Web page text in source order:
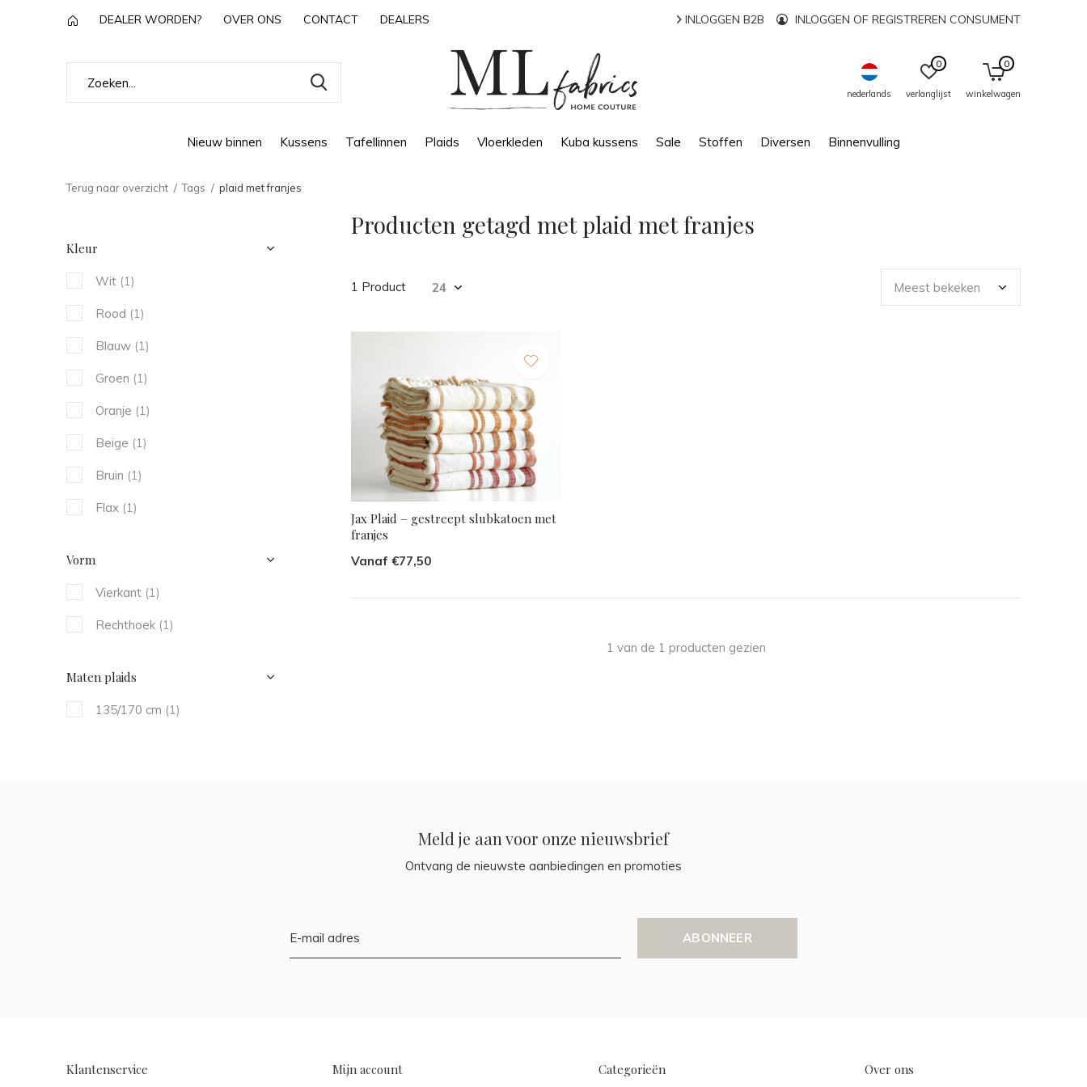
Nieuw binnen Kussens Tafellinnen Plaids Vloerkleden Kuba kussens Sale Stoffen Diversen Binnenvulling
nederlands verlanglijst
0
winkelwagen
0
DEALER WORDEN? OVER ONS CONTACT DEALERS INLOGGEN B2B INLOGGEN OF REGISTREREN CONSUMENT
Terug naar overzicht Tags plaid met franjes
Producten getagd met plaid met franjes
1 Product
Jax Plaid – gestreept slubkatoen met
franjes
Vanaf €77,50
1 van de 1 producten gezien
Kleur
Wit (1)
Rood (1)
Blauw (1)
Groen (1)
Oranje (1)
Beige (1)
Bruin (1)
Flax (1)
Vorm
Vierkant (1)
Rechthoek (1)
Maten plaids
135/170 cm (1)
Meld je aan voor onze nieuwsbrief
Ontvang de nieuwste aanbiedingen en promoties
ABONNEER
Klantenservice Mijn account Categorieën Over ons